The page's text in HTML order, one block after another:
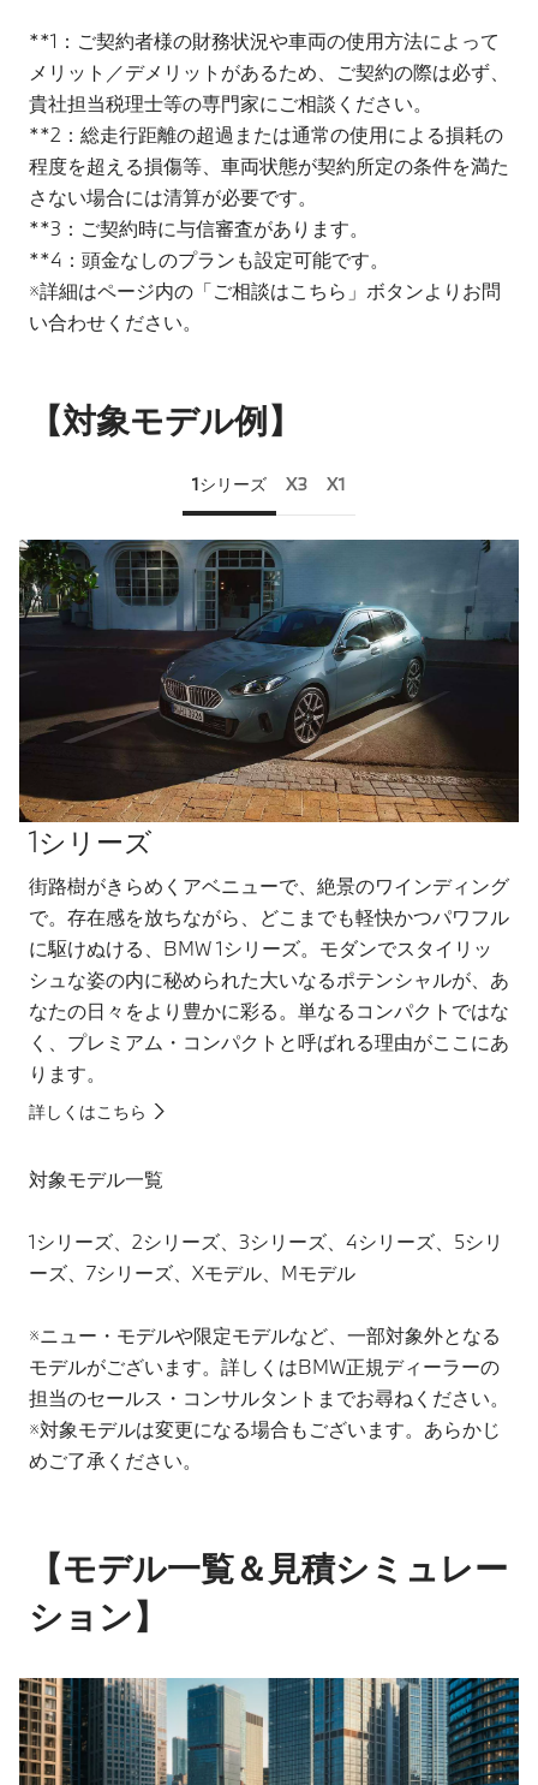
**1：ご契約者様の財務状況や車両の使用方法によって
メリット／デメリットがあるため、ご契約の際は必ず、
貴社担当税理士等の専門家にご相談ください。
**2：総走行距離の超過または通常の使用による損耗の
程度を超える損傷等、車両状態が契約所定の条件を満た
さない場合には清算が必要です。
**3：ご契約時に与信審査があります。
**4：頭金なしのプランも設定可能です。
※詳細はページ内の「ご相談はこちら」ボタンよりお問
い合わせください。
【対象モデル例】
1シリーズ X3 X1
1シリーズ
街路樹がきらめくアベニューで、絶景のワインディング
で。存在感を放ちながら、どこまでも軽快かつパワフル
に駆けぬける、BMW 1シリーズ。モダンでスタイリッ
シュな姿の内に秘められた大いなるポテンシャルが、あ
なたの日々をより豊かに彩る。単なるコンパクトではな
く、プレミアム・コンパクトと呼ばれる理由がここにあ
ります。
詳しくはこちら
対象モデル一覧
1シリーズ、2シリーズ、3シリーズ、4シリーズ、5シリ
ーズ、7シリーズ、Xモデル、Mモデル
※ニュー・モデルや限定モデルなど、一部対象外となる
モデルがございます。詳しくはBMW正規ディーラーの
担当のセールス・コンサルタントまでお尋ねください。
※対象モデルは変更になる場合もございます。あらかじ
めご了承ください。
【モデル一覧＆見積シミュレー
ション】